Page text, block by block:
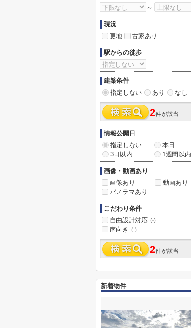
～
現況
更地
古家あり
駅からの徒歩
建築条件
指定しない
あり なし
2件が該当
情報公開日
指定しない
本日
3日以内
1週間以内
画像・動画あり
画像あり
動画あり
パノラマあり
こだわり条件
自由設計対応 (-)
南向き (-)
2件が該当
新着物件